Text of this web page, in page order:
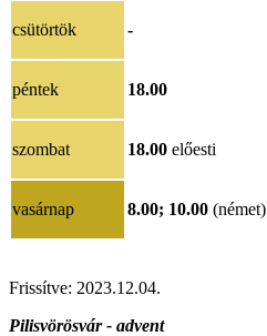
csütörtök -
péntek 18.00
szombat 18.00 előesti
vasárnap 8.00; 10.00 (német)
Frissítve: 2023.12.04.
Pilisvörösvár - advent